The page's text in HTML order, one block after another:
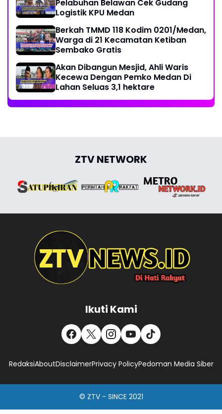
Pelabuhan Belawan Cek Gudang
Logistik KPU Medan
Berkah TMMD 118 Kodim 0201/Medan,
Warga di 21 Kecamatan Ketiban
Sembako Gratis
Akan Dibangun Mesjid, Ahli Waris
Kecewa Dengan Pemko Medan Di
Lahan Seluas 3,1 hektare
ZTV NETWORK
Ikuti Kami
RedaksiAboutDisclaimerPrivacy PolicyPedoman Media Siber
© ZTV - SINCE 2021